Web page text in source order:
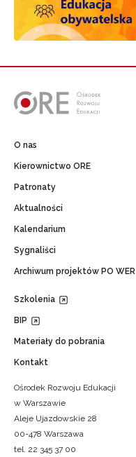
O nas
Kierownictwo ORE
Patronaty
Aktualności
Kalendarium
Sygnaliści
Archiwum projektów PO WER
Szkolenia
BIP
Materiały do pobrania
Kontakt
Ośrodek Rozwoju Edukacji
w Warszawie
Aleje Ujazdowskie 28
00-478 Warszawa
tel. 22 345 37 00